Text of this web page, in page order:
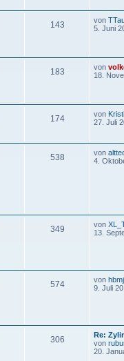
143 von
5. Juni
183 von
18.
174 von
27. Juli
538 von
4.
349 von
13.
574 von
9. Juli
306
Re:
von
20.